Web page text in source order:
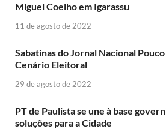
Miguel Coelho em Igarassu
11 de agosto de 2022
Sabatinas do Jornal Nacional
Cenário Eleitoral
29 de agosto de 2022
PT de Paulista se une à base
soluções para a Cidade